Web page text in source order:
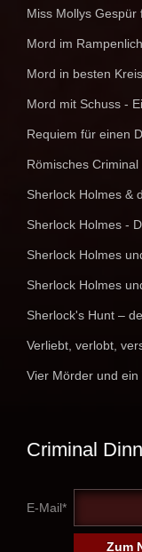
Miss Mollys Gespür
Mord im
Mord in besten
Mord mit Schuss -
Requiem für einen
Römisches
Sherlock Holmes &
Sherlock Holmes -
Sherlock Holmes
Sherlock Holmes
Sherlock's Hunt –
Verliebt, verlobt,
Vier Mörder und ein
Criminal
E-Mail*